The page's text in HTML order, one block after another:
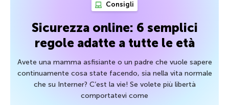
Consigli
Sicurezza online: 6 semplici
regole adatte a tutte le età
Avete una mamma asfisiante o un padre che vuole sapere
continuamente cosa state facendo, sia nella vita normale
che su Interner? C’est la vie! Se volete più libertà
comportatevi come